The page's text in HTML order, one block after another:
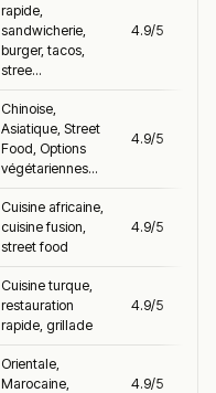
rapide,
sandwicherie,
burger, tacos,
stree...
4.9/5
Chinoise,
Asiatique, Street
Food, Options
végétariennes...
4.9/5
Cuisine africaine,
cuisine fusion,
street food
4.9/5
Cuisine turque,
restauration
rapide, grillade
4.9/5
Orientale,
Marocaine,
4.9/5